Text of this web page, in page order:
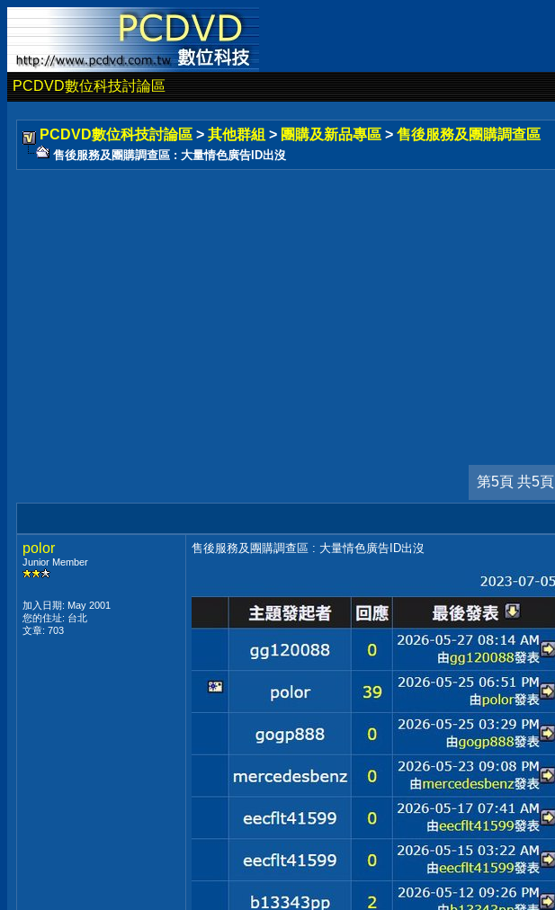
PCDVD數位科技討論區
PCDVD數位科技討論區 > 其他群組 > 團購及新品專區 > 售後服務及團購調查區
售後服務及團購調查區 : 大量情色廣告ID出沒
第5頁 共5頁
polor
Junior Member
加入日期: May 2001
您的住址: 台北
文章: 703
售後服務及團購調查區 : 大量情色廣告ID出沒